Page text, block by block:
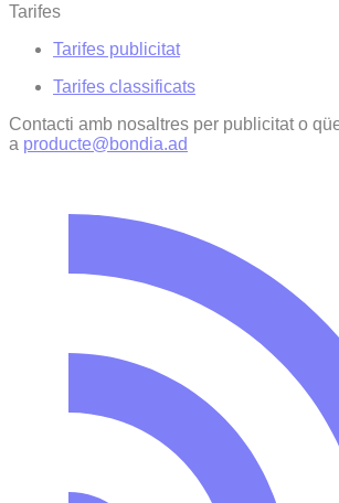
Tarifes
Tarifes publicitat
Tarifes classificats
Contacti amb nosaltres per publicitat o
a producte@bondia.ad